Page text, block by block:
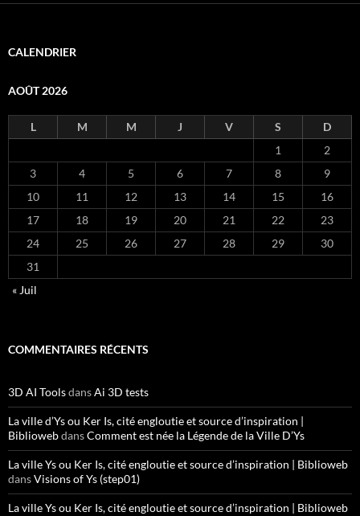
CALENDRIER
AOÛT 2026
L M M J V S
D
1
2
3
4 5 6 7 8
9
10
11 12 13 14 15
16
17
18 19 20 21 22
23
24
25 26 27 28 29
30
31
« Juil
COMMENTAIRES RÉCENTS
3D AI ToolsdansAi 3D tests
La ville d’Ys ou Ker Is, cité engloutie et source d’inspiration |
BibliowebdansComment est née la Légende de la Ville D’Ys
La ville Ys ou Ker Is, cité engloutie et source d’inspiration | Biblioweb
dansVisions of Ys (step01)
La ville Ys ou Ker Is, cité engloutie et source d’inspiration | Biblioweb